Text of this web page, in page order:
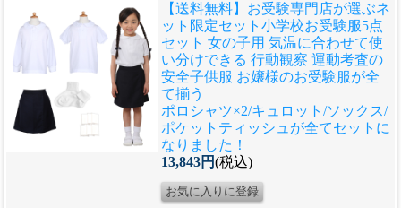
【送料無料】お受験専門店が選ぶネ
ット限定セット 小学校お受験服5点
セット 女の子用 気温に合わせて使
い分けできる 行動観察 運動考査の
安全子供服 お嬢様のお受験服が全
て揃う
ポロシャツ×2/キュロット/ソックス/
ポケットティッシュが全てセットに
なりました！
13,843円(税込)